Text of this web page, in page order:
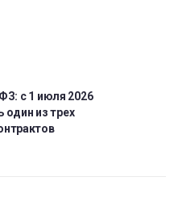
с 1 июля 2026
один из трех